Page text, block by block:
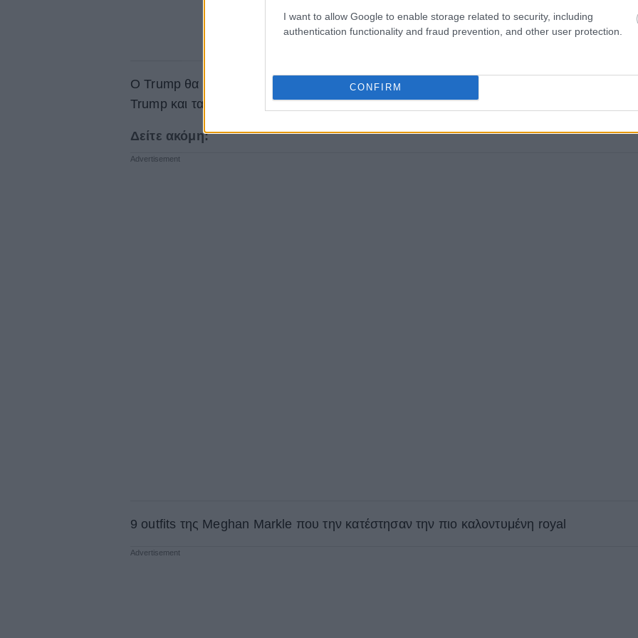
I want to allow Google to enable storage related to security, including
authentication functionality and fraud prevention, and other user protection.
CONFIRM
Ο Trump θα φτάσει στο Λονδίνο τη Δευτέρα 3 Ιουνίου μαζί με την Πρώτη Κυρία Melania
Trump και τα ενήλικα παιδιά του για τριήμερη επίσκεψη.
Δείτε ακόμη:
9 outfits της Meghan Markle που την κατέστησαν την πιο καλοντυμένη royal